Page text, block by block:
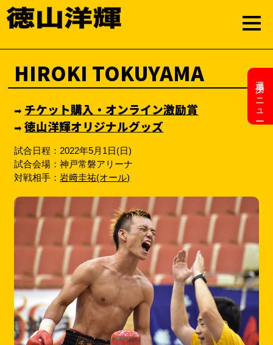
選手用メニュー
HIROKI TOKUYAMA
➡︎ チケット購入・オンライン激励賞
➡︎徳山洋輝オリジナルグッズ
試合日程：2022年5月1日(日)
試合会場：神戸常磐アリーナ
対戦相手：岩﨑圭祐(オール)